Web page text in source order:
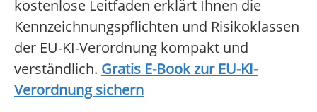
kostenlose Leitfaden erklärt Ihnen die
Kennzeichnungspflichten und Risikoklassen
der EU-KI-Verordnung kompakt und
verständlich. Gratis E-Book zur EU-KI-
Verordnung sichern